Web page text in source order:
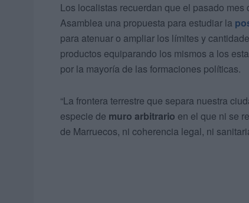
Los localistas recuerdan que el pasado
Asamblea una propuesta para estudiar la
para atenuar o ampliar los límites y
productos equiparando los mismos a los
por la mayoría de las formaciones políticas.
“La frontera terrestre que separa nuestra
especie de muro arbitrario en el que ni se
de Marruecos, ni coherencia legal, ni